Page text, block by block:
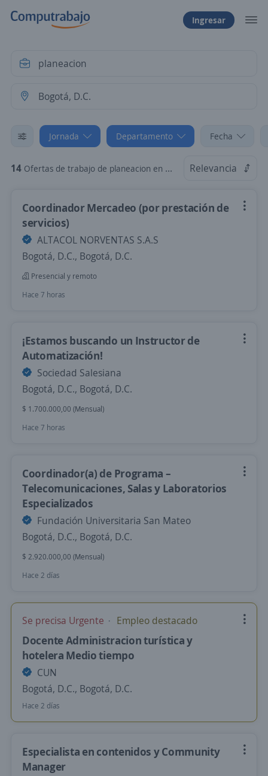
Ingresar
Jornada Departamento Fecha
14 Ofertas de trabajo de planeacion en Bogotá, D.C., Bogotá, D.C.: Tiempo Parcial Relevancia
Coordinador Mercadeo (por prestación de
servicios)
ALTACOL NORVENTAS S.A.S
Bogotá, D.C., Bogotá, D.C.
Presencial y remoto
Hace 7 horas
¡Estamos buscando un Instructor de
Automatización!
Sociedad Salesiana
Bogotá, D.C., Bogotá, D.C.
$ 1.700.000,00 (Mensual)
Hace 7 horas
Coordinador(a) de Programa –
Telecomunicaciones, Salas y Laboratorios
Especializados
Fundación Universitaria San Mateo
Bogotá, D.C., Bogotá, D.C.
$ 2.920.000,00 (Mensual)
Hace 2 días
Se precisa Urgente Empleo destacado
Docente Administracion turística y
hotelera Medio tiempo
CUN
Bogotá, D.C., Bogotá, D.C.
Hace 2 días
Especialista en contenidos y Community
Manager